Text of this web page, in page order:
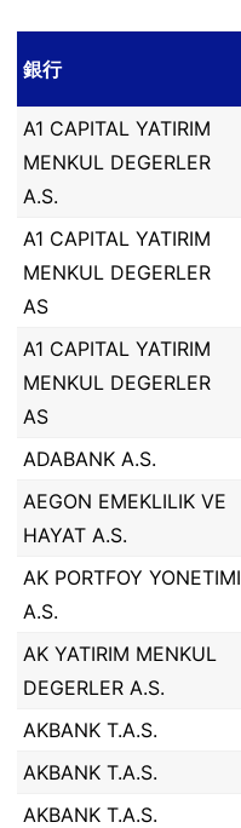
銀行
A1 CAPITAL YATIRIM
MENKUL DEGERLER
A.S.
A1 CAPITAL YATIRIM
MENKUL DEGERLER
AS
A1 CAPITAL YATIRIM
MENKUL DEGERLER
AS
ADABANK A.S.
AEGON EMEKLILIK VE
HAYAT A.S.
AK PORTFOY YONETIMI
A.S.
AK YATIRIM MENKUL
DEGERLER A.S.
AKBANK T.A.S.
AKBANK T.A.S.
AKBANK T.A.S.